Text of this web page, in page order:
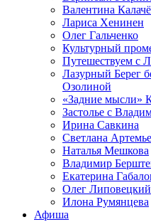
Валентина
Лариса Хенинен
Олег Гальченко
Культурный
Путешествуем с
Лазурный Берег
Озолиной
«Задние мысли»
Застолье с
Ирина Савкина
Светлана
Наталья Мешкова
Владимир
Екатерина
Олег Липовецкий
Илона Румянцева
Афиша